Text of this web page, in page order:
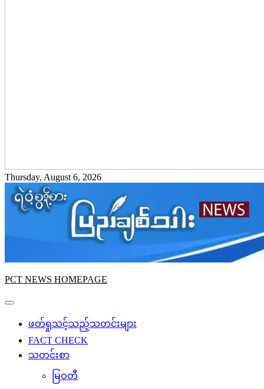
Thursday, August 6, 2026
PCT NEWS HOMEPAGE
ဖတ်ရှုသင့်သည့်သတင်းများ
FACT CHECK
သတင်းစာ
မြဝတီ